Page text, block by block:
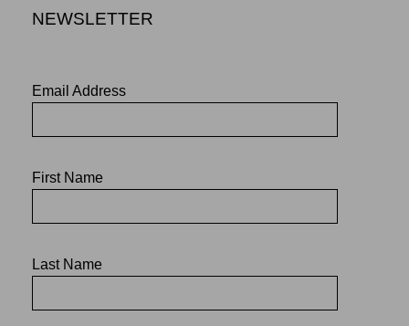
NEWSLETTER
Email Address
First Name
Last Name